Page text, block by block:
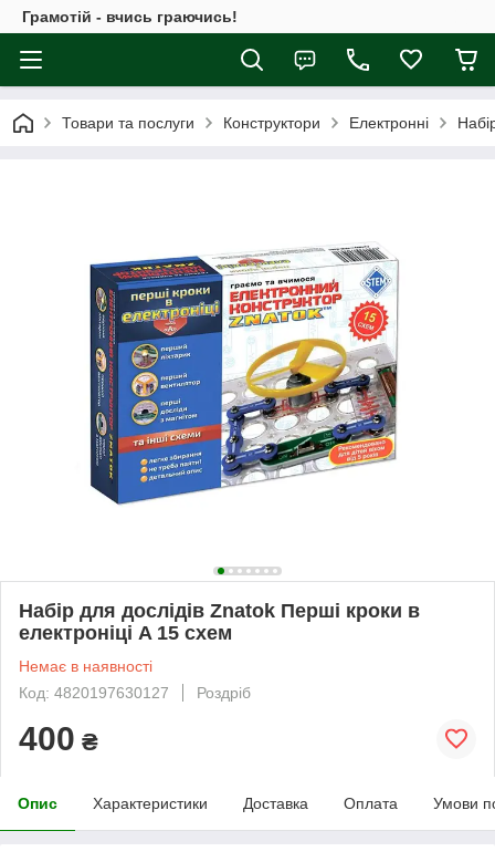
Грамотій - вчись граючись!
Товари та послуги Конструктори Електронні
Набір для дослідів Znatok Перші кроки в
електроніці A 15 схем
Немає в наявності
Код: 4820197630127
Роздріб
400 ₴
Опис Характеристики Доставка Оплата Умови